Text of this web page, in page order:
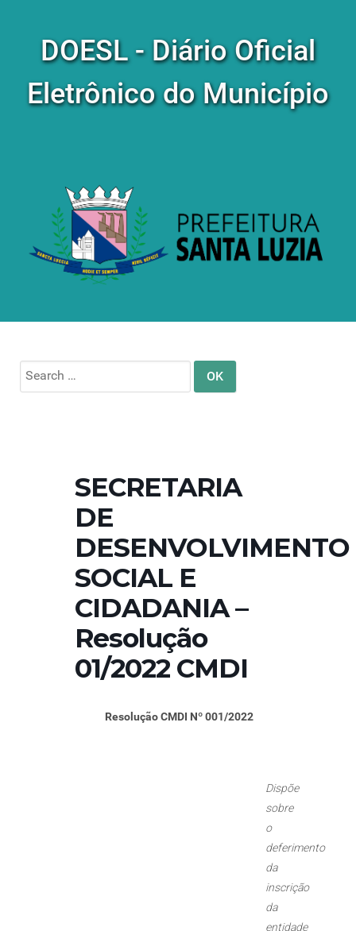
DOESL - Diário Oficial
Eletrônico do Município
Search
for:
SECRETARIA
DE
DESENVOLVIMENTO
SOCIAL E
CIDADANIA –
Resolução
01/2022 CMDI
Resolução CMDI Nº 001/2022
Dispõe
sobre
o
deferimento
da
inscrição
da
entidade